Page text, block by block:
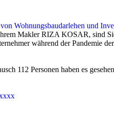
Wohnungsbaudarlehen und
Makler RIZA KOSAR, sind
während der Pandemie
112 Personen haben es gesehen